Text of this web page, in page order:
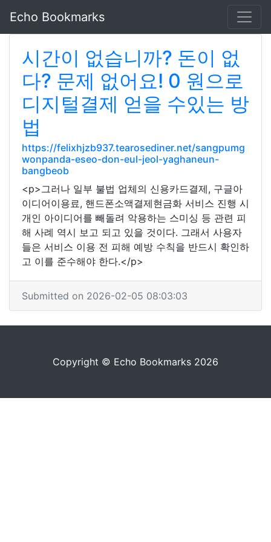
Echo Bookmarks
시간이 없습니까? 돈이 없
다? 문제 없어요! 0 원으로
디지털결제 얻을 수있는 방
법
https://felixhjzb937.tearosediner.net/sangpumg
wonpanda-eseo-don-eul-jeol-yaghaneun-
bangbeob
<p>그러나 일부 불법 업체의 신용카드결제, 구글아
이디어이용료, 핸드폰소액결제현금화 서비스 진행 시
개인 아이디어를 빼돌려 악용하는 스미싱 등 관련 피
해 사례 역시 보고 되고 있을 것이다. 그래서 사용자
들은 서비스 이용 전 피해 예방 수칙을 반드시 확인하
고 이를 준수해야 한다.</p>
Submitted on 2026-02-05 08:03:03
Copyright © Echo Bookmarks 2026